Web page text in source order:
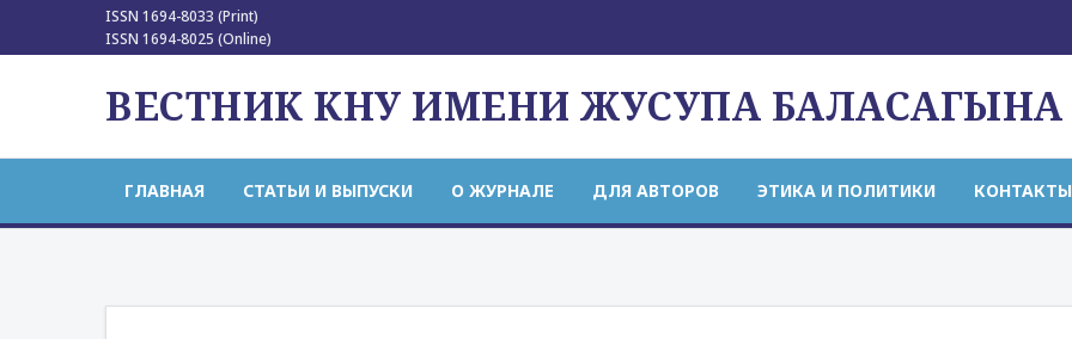
ISSN 1694-8033 (Print)
ISSN 1694-8025 (Online)
ВЕСТНИК КНУ ИМЕНИ ЖУСУПА БАЛАСАГЫНА
ГЛАВНАЯ СТАТЬИ И ВЫПУСКИ О ЖУРНАЛЕ ДЛЯ АВТОРОВ ЭТИКА И ПОЛИТИКИ КОНТАКТЫ